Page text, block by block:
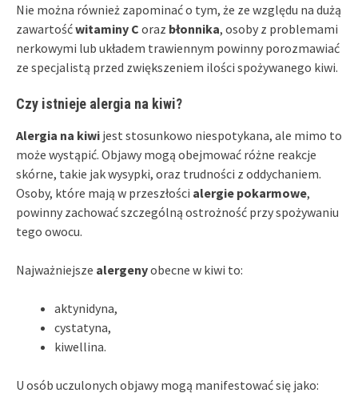
Nie można również zapominać o tym, że ze względu na dużą
zawartośćwitaminy C oraz błonnika, osoby z problemami
nerkowymi lub układem trawiennym powinny porozmawiać
ze specjalistą przed zwiększeniem ilości spożywanego kiwi.
Czy istnieje alergia na kiwi?
Alergia na kiwi jest stosunkowo niespotykana, ale mimo to
może wystąpić. Objawy mogą obejmować różne reakcje
skórne, takie jak wysypki, oraz trudności z oddychaniem.
Osoby, które mają w przeszłości alergie pokarmowe,
powinny zachować szczególną ostrożność przy spożywaniu
tego owocu.
Najważniejsze alergenyobecne w kiwi to:
aktynidyna,
cystatyna,
kiwellina.
U osób uczulonych objawy mogą manifestować się jako: